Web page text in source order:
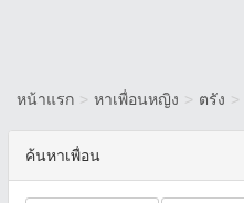
หน้าแรก > หาเพื่อนหญิง > ตรัง >
ค้นหาเพื่อน